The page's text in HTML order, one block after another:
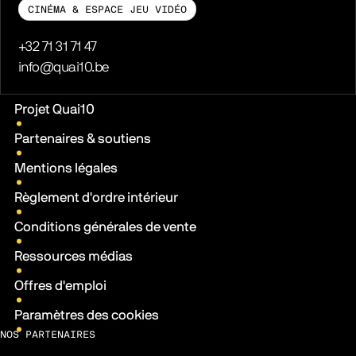
CINÉMA & ESPACE JEU VIDÉO
Téléphone
+32 71 31 71 47
E-mail
info@quai10.be
Liens pratiques
Projet Quai10
Partenaires & soutiens
Mentions légales
Règlement d'ordre intérieur
Conditions générales de vente
Ressources médias
Offres d'emploi
Paramètres des cookies
NOS PARTENAIRES